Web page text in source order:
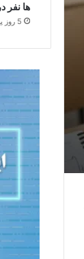
ها نفر
5 روز پیش